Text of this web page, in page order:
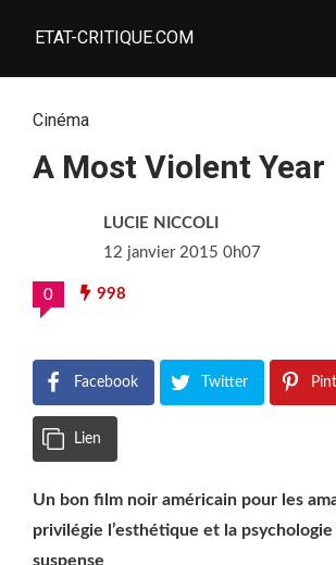
ETAT-CRITIQUE.COM
Cinéma
A Most Violent Year
LUCIE NICCOLI
12 janvier 2015 0h07
0 998
Facebook Twitter
Lien
Un bon film noir américain pour les
privilégie l’esthétique et la
suspense